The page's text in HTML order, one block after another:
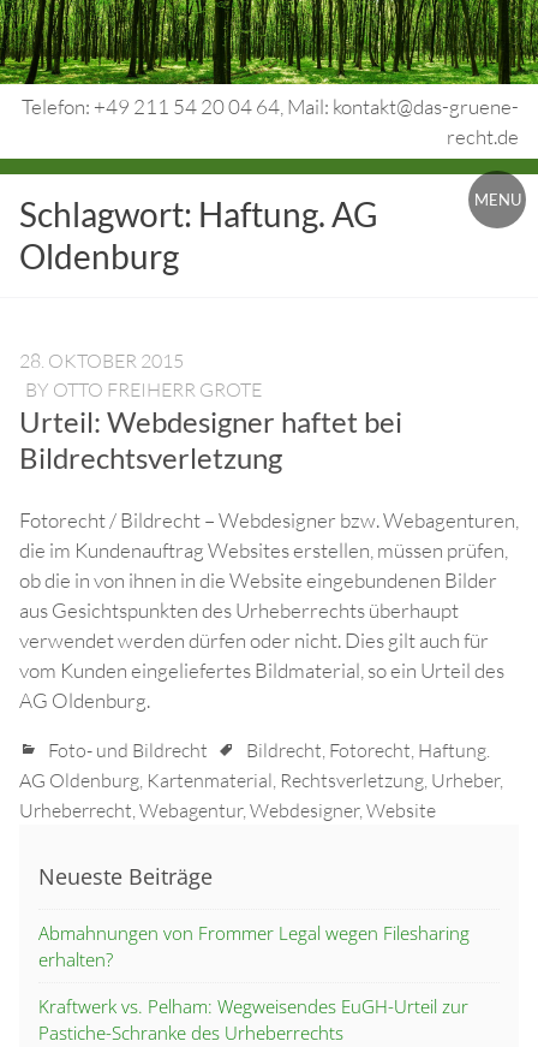
Skip
to
content
Telefon: +49 211 54 20 04 64, Mail: kontakt@das-gruene-
recht.de
Urheberrecht.
Medienrecht.
MENU
Schlagwort: Haftung. AG
Oldenburg
28. OKTOBER 2015
BY OTTO FREIHERR GROTE
Urteil: Webdesigner haftet bei
Bildrechtsverletzung
Fotorecht / Bildrecht – Webdesigner bzw. Webagenturen,
die im Kundenauftrag Websites erstellen, müssen prüfen,
ob die in von ihnen in die Website eingebundenen Bilder
aus Gesichtspunkten des Urheberrechts überhaupt
verwendet werden dürfen oder nicht. Dies gilt auch für
vom Kunden eingeliefertes Bildmaterial, so ein Urteil des
AG Oldenburg.
Foto- und Bildrecht Bildrecht, Fotorecht, Haftung.
AG Oldenburg, Kartenmaterial, Rechtsverletzung, Urheber,
Urheberrecht,Webagentur,Webdesigner,Website
Neueste Beiträge
Abmahnungen von Frommer Legal wegen Filesharing
erhalten?
Kraftwerk vs. Pelham: Wegweisendes EuGH-Urteil zur
Pastiche-Schranke des Urheberrechts